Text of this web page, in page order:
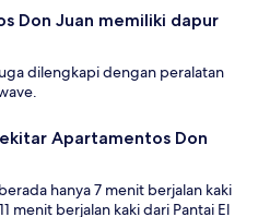
Don Juan memiliki dapur
dilengkapi dengan peralatan
Apartamentos Don
hanya 7 menit berjalan kaki
menit berjalan kaki dari Pantai El